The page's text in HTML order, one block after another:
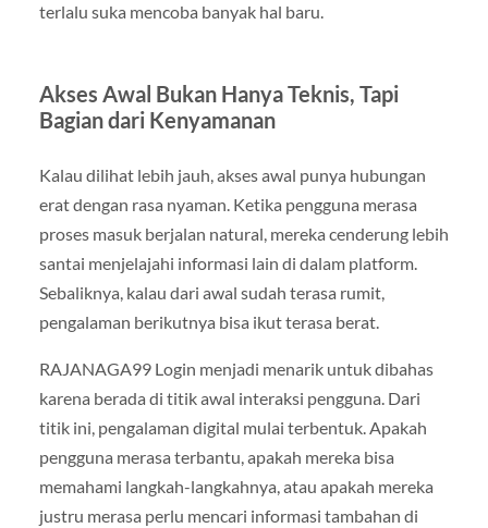
terlalu suka mencoba banyak hal baru.
Akses Awal Bukan Hanya Teknis, Tapi
Bagian dari Kenyamanan
Kalau dilihat lebih jauh, akses awal punya hubungan
erat dengan rasa nyaman. Ketika pengguna merasa
proses masuk berjalan natural, mereka cenderung lebih
santai menjelajahi informasi lain di dalam platform.
Sebaliknya, kalau dari awal sudah terasa rumit,
pengalaman berikutnya bisa ikut terasa berat.
RAJANAGA99 Login menjadi menarik untuk dibahas
karena berada di titik awal interaksi pengguna. Dari
titik ini, pengalaman digital mulai terbentuk. Apakah
pengguna merasa terbantu, apakah mereka bisa
memahami langkah-langkahnya, atau apakah mereka
justru merasa perlu mencari informasi tambahan di